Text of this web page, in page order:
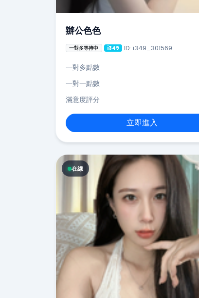
辦公色色
一對多等待中 i349 ID: i349_301569
一對多點數
一對一點數
滿意度評分
立即進入
在線